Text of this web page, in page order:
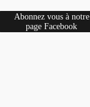
Abonnez vous à notre
page Facebook